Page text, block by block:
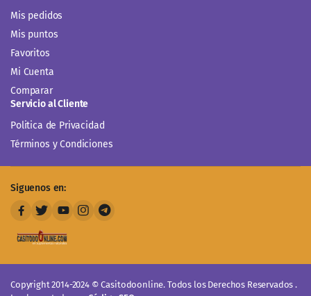
Mis pedidos
Mis puntos
Favoritos
Mi Cuenta
Comparar
Servicio al Cliente
Politica de Privacidad
Términos y Condiciones
Siguenos en:
Copyright 2014-2024 © Casitodoonline. Todos los Derechos Reservados .